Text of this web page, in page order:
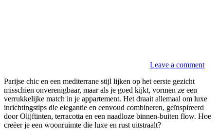
Leave a comment
Parijse chic en een mediterrane stijl lijken op het eerste gezicht
misschien onverenigbaar, maar als je goed kijkt, vormen ze een
verrukkelijke match in je appartement. Het draait allemaal om luxe
inrichtingstips die elegantie en eenvoud combineren, geïnspireerd
door Olijftinten, terracotta en een naadloze binnen-buiten flow. Hoe
creëer je een woonruimte die luxe en rust uitstraalt?